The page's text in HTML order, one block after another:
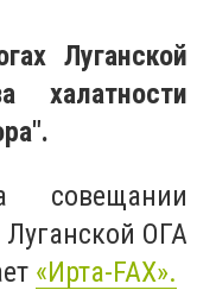
Луганской
халатности
Луганской ОГА
«Ирта-FAX».